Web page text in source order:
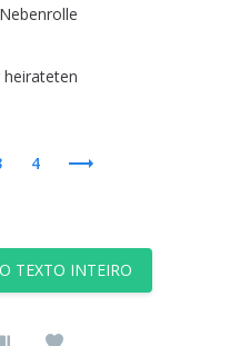
Nebenrolle
heirateten
4
TEXTO INTEIRO